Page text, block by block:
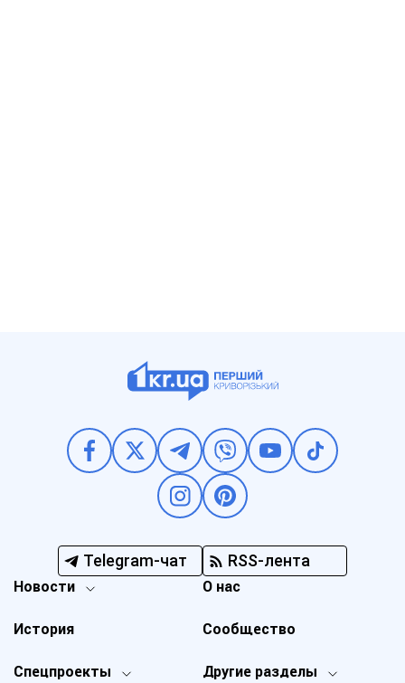
Telegram-чат RSS-лента
Новости
Спецпроекты Другие разделы
История
О нас
Сообщество